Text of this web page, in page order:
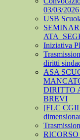
03/03/
USB
Iniziativa
diritti
ASA
DIRITTO
BREVI
[FLC